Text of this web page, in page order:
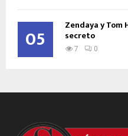
05 Zendaya y Tom
secreto
7 0